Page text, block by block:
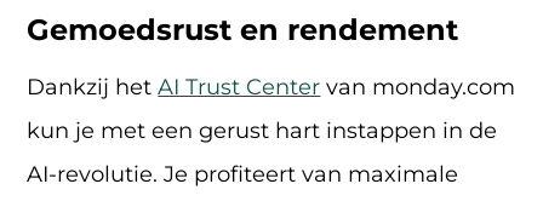
Gemoedsrust en rendement
Dankzij hetAI Trust Center van monday.com
kun je met een gerust hart instappen in de
AI-revolutie. Je profiteert van maximale